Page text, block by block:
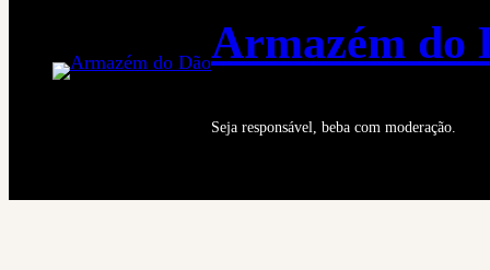
Armazém do
Seja responsável, beba com moderação.